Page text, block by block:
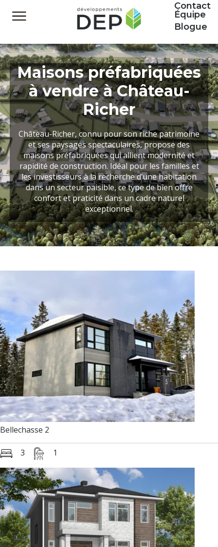
Blogue
Équipe
Contact
Maisons préfabriquées
à vendre à Château-
Richer
Château-Richer, connu pour son riche patrimoine
et ses paysages spectaculaires, propose des
maisons préfabriquées qui allient modernité et
rapidité de construction. Idéal pour les familles et
les investisseurs à la recherche d’une habitation
dans un secteur paisible, ce type de bien offre
confort et praticité dans un cadre naturel
exceptionnel.
Bellechasse 2
3 1